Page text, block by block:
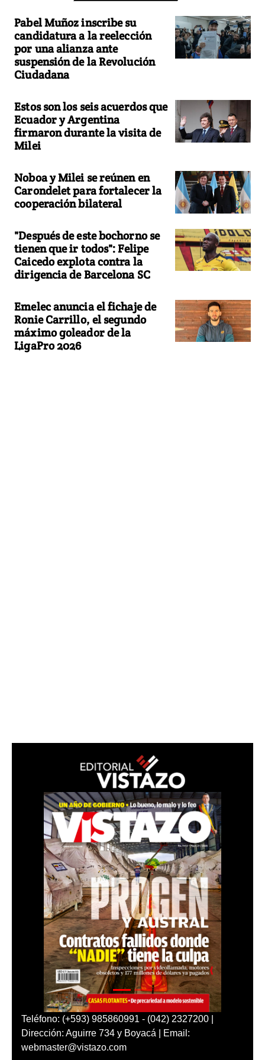
Pabel Muñoz inscribe su
candidatura a la reelección
por una alianza ante
suspensión de la Revolución
Ciudadana
Estos son los seis acuerdos que
Ecuador y Argentina
firmaron durante la visita de
Milei
Noboa y Milei se reúnen en
Carondelet para fortalecer la
cooperación bilateral
"Después de este bochorno se
tienen que ir todos": Felipe
Caicedo explota contra la
dirigencia de Barcelona SC
Emelec anuncia el fichaje de
Ronie Carrillo, el segundo
máximo goleador de la
LigaPro 2026
Teléfono: (+593) 985860991 - (042) 2327200 |
Dirección: Aguirre 734 y Boyacá | Email:
webmaster@vistazo.com